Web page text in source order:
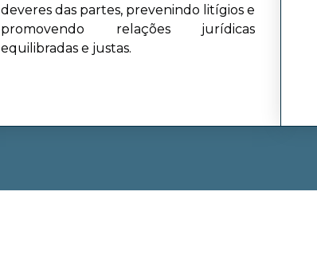
deveres das partes, prevenindo litígios e
promovendo relações jurídicas
equilibradas e justas.